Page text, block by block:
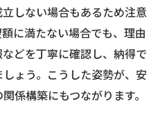
しない場合もあるため注意
に満たない場合でも、理由
どを丁寧に確認し、納得で
ょう。こうした姿勢が、安
係構築にもつながります。